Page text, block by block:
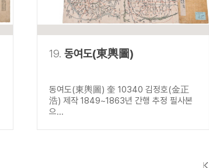
19. 동여도(東輿圖)
동여도(東輿圖) 奎 10340 김정호(金正
浩) 제작 1849~1863년 간행 추정 필사본
으...